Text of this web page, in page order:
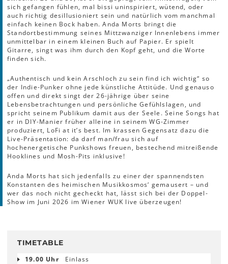
sich gefangen fühlen, mal bissi uninspiriert, wütend, oder
auch richtig desillusioniert sein und natürlich vom manchmal
einfach keinen Bock haben. Anda Morts bringt die
Standortbestimmung seines Mittzwanziger Innenlebens immer
unmittelbar in einem kleinen Buch auf Papier. Er spielt
Gitarre, singt was ihm durch den Kopf geht, und die Worte
finden sich.
„Authentisch und kein Arschloch zu sein find ich wichtig“ so
der Indie-Punker ohne jede künstliche Attitüde. Und genauso
offen und direkt singt der 26-jährige über seine
Lebensbetrachtungen und persönliche Gefühlslagen, und
spricht seinem Publikum damit aus der Seele. Seine Songs hat
er in DIY-Manier früher alleine in seinem WG-Zimmer
produziert, LoFi at it’s best. Im krassen Gegensatz dazu die
Live-Präsentation: da darf man/frau sich auf
hochenergetische Punkshows freuen, bestechend mitreißende
Hooklines und Mosh-Pits inklusive!
Anda Morts hat sich jedenfalls zu einer der spannendsten
Konstanten des heimischen Musikkosmos‘ gemausert – und
wer das noch nicht gecheckt hat, lässt sich bei der Doppel-
Show im Juni 2026 im Wiener WUK live überzeugen!
TIMETABLE
19.00 Uhr
Einlass